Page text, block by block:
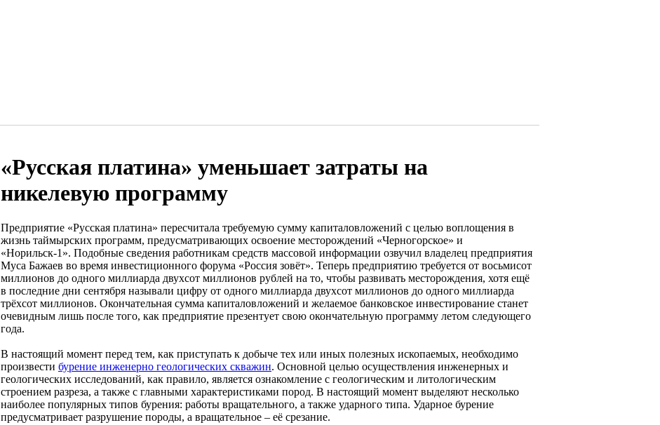
«Русская платина» уменьшает затраты на
никелевую программу
Предприятие «Русская платина» пересчитала требуемую сумму капиталовложений с целью воплощения в
жизнь таймырских программ, предусматривающих освоение месторождений «Черногорское» и
«Норильск-1». Подобные сведения работникам средств массовой информации озвучил владелец предприятия
Муса Бажаев во время инвестиционного форума «Россия зовёт». Теперь предприятию требуется от восьмисот
миллионов до одного миллиарда двухсот миллионов рублей на то, чтобы развивать месторождения, хотя ещё
в последние дни сентября называли цифру от одного миллиарда двухсот миллионов до одного миллиарда
трёхсот миллионов. Окончательная сумма капиталовложений и желаемое банковское инвестирование станет
очевидным лишь после того, как предприятие презентует свою окончательную программу летом следующего
года.
В настоящий момент перед тем, как приступать к добыче тех или иных полезных ископаемых, необходимо
произвести бурение инженерно геологических скважин. Основной целью осуществления инженерных и
геологических исследований, как правило, является ознакомление с геологическим и литологическим
строением разреза, а также с главными характеристиками пород. В настоящий момент выделяют несколько
наиболее популярных типов бурения: работы вращательного, а также ударного типа. Ударное бурение
предусматривает разрушение породы, а вращательное – её срезание.